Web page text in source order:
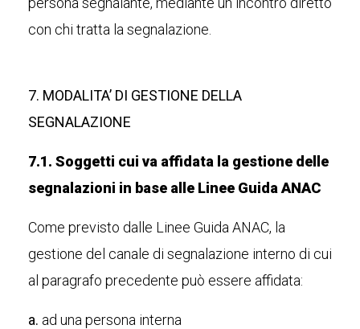
con chi tratta la segnalazione.
7. MODALITA’ DI GESTIONE DELLA
SEGNALAZIONE
7.1. Soggetti cui va affidata la gestione delle
segnalazioni in base alle Linee Guida ANAC
Come previsto dalle Linee Guida ANAC, la
gestione del canale di segnalazione interno di cui
al paragrafo precedente può essere affidata:
a. ad una persona interna